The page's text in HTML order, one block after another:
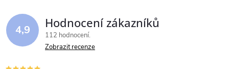
í
p
v
á
n
4,9 Hodnocení zákazníků
112 hodnocení
Zobrazit recenze